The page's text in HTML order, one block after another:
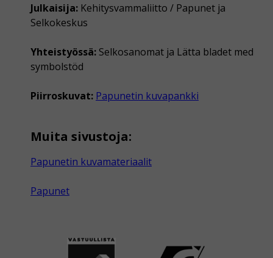
Julkaisija: Kehitysvammaliitto / Papunet ja
Selkokeskus
Yhteistyössä: Selkosanomat ja Lätta bladet med
symbolstöd
Piirroskuvat: Papunetin kuvapankki
Muita sivustoja:
Papunetin kuvamateriaalit
Papunet